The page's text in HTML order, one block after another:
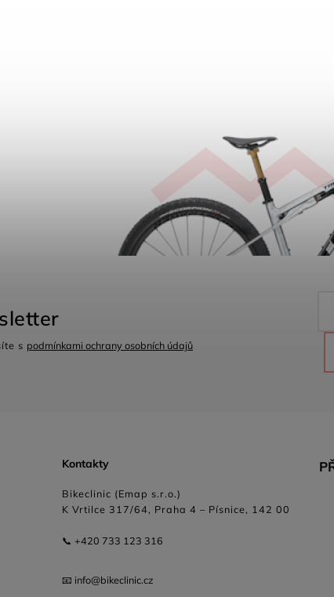
Kontakty
Bikeclinic (Emap s.r.o.)
K Vrtilce 317/64, Praha 4 – Písnice, 142 00
📞 +420 733 123 316
📧 info@bikeclinic.cz
s podmínkami ochrany osobních údajů